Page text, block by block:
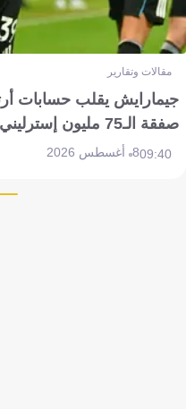
مقالات وتقارير
جيمارايش يقلب حسابات
صفقة الـ75 مليون إسترليني؟
09:408 أغسطس 2026